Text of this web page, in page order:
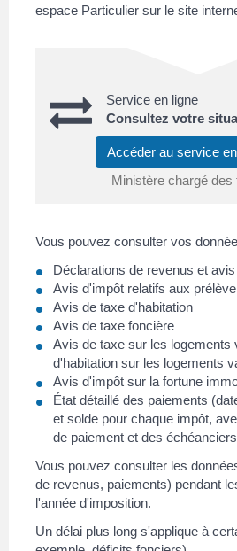
espace Particulier sur le site
Service en ligne
Consultez votre
Accéder au service
Ministère chargé des
Vous pouvez consulter vos
Déclarations de revenus et
Avis d'impôt relatifs aux
Avis de taxe d'habitation
Avis de taxe foncière
Avis de taxe sur les logements
d'habitation sur les logements
Avis d'impôt sur la fortune
État détaillé des paiements
et solde pour chaque impôt,
de paiement et des
Vous pouvez consulter les
de revenus, paiements) pendant
l'année d'imposition.
Un délai plus long s'applique à